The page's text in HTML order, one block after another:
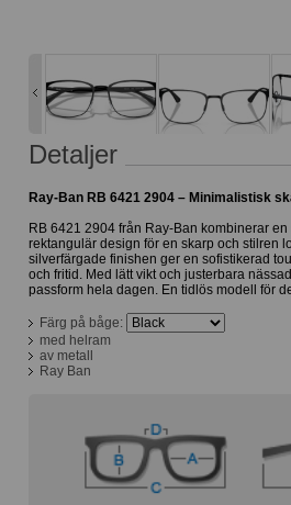
Detaljer
Ray-Ban RB 6421 2904 – Minimalistisk
RB 6421 2904 från Ray-Ban kombinerar
rektangulär design för en skarp och stilren
silverfärgade finishen ger en sofistikerad
och fritid. Med lätt vikt och justerbara
passform hela dagen. En tidlös modell för
Färg på båge:
med helram
av metall
Ray Ban